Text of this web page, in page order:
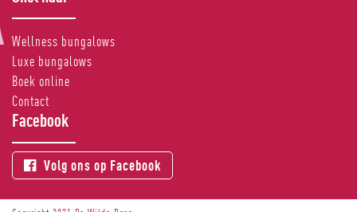
Wellness bungalows
Luxe bungalows
Boek online
Contact
Facebook
Volg ons op Facebook